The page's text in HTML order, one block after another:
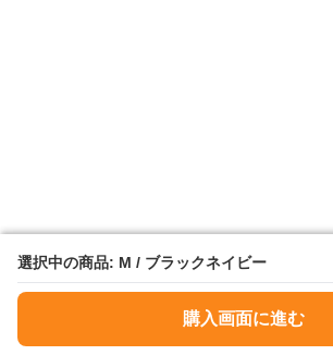
選択中の商品: M / ブラックネイビー
購入画面に進む
選択中の商品: M / ブラックネイビー
購入画面に進む